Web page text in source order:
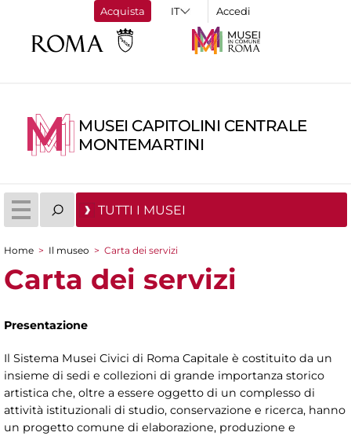
Acquista Accedi
MUSEI CAPITOLINI CENTRALE
MONTEMARTINI
TUTTI I MUSEI
Tu sei qui
Home > Il museo > Carta dei servizi
Carta dei servizi
Presentazione
Il Sistema Musei Civici di Roma Capitale è costituito da un
insieme di sedi e collezioni di grande importanza storico
artistica che, oltre a essere oggetto di un complesso di
attività istituzionali di studio, conservazione e ricerca, hanno
un progetto comune di elaborazione, produzione e